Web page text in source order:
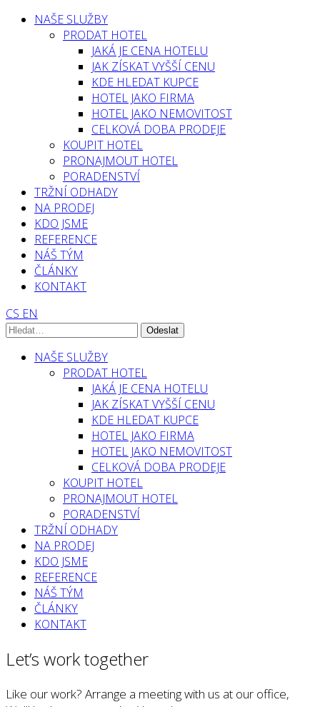
NAŠE SLUŽBY
PRODAT HOTEL
JAKÁ JE CENA HOTELU
JAK ZÍSKAT VYŠŠÍ CENU
KDE HLEDAT KUPCE
HOTEL JAKO FIRMA
HOTEL JAKO NEMOVITOST
CELKOVÁ DOBA PRODEJE
KOUPIT HOTEL
PRONAJMOUT HOTEL
PORADENSTVÍ
TRŽNÍ ODHADY
NA PRODEJ
KDO JSME
REFERENCE
NÁŠ TÝM
ČLÁNKY
KONTAKT
CS EN
NAŠE SLUŽBY
PRODAT HOTEL
JAKÁ JE CENA HOTELU
JAK ZÍSKAT VYŠŠÍ CENU
KDE HLEDAT KUPCE
HOTEL JAKO FIRMA
HOTEL JAKO NEMOVITOST
CELKOVÁ DOBA PRODEJE
KOUPIT HOTEL
PRONAJMOUT HOTEL
PORADENSTVÍ
TRŽNÍ ODHADY
NA PRODEJ
KDO JSME
REFERENCE
NÁŠ TÝM
ČLÁNKY
KONTAKT
Let’s work together
Like our work? Arrange a meeting with us at our office,